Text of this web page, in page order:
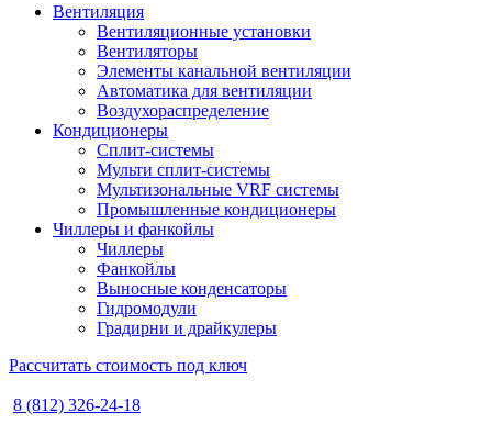
Вентиляция
Вентиляционные установки
Вентиляторы
Элементы канальной вентиляции
Автоматика для вентиляции
Воздухораспределение
Кондиционеры
Сплит-системы
Мульти сплит-системы
Мультизональные VRF системы
Промышленные кондиционеры
Чиллеры и фанкойлы
Чиллеры
Фанкойлы
Выносные конденсаторы
Гидромодули
Градирни и драйкулеры
Рассчитать стоимость под ключ
8 (812) 326-24-18